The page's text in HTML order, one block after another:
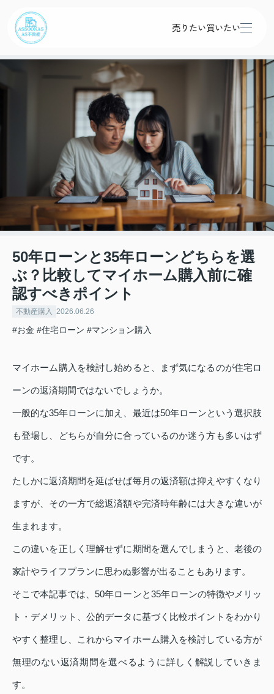
売りたい買いたい
50年ローンと35年ローンどちらを選
ぶ？比較してマイホーム購入前に確
認すべきポイント
不動産購入 2026.06.26
#お金 #住宅ローン #マンション購入
マイホーム購入を検討し始めると、まず気になるのが住宅ロ
ーンの返済期間ではないでしょうか。
一般的な35年ローンに加え、最近は50年ローンという選択肢
も登場し、どちらが自分に合っているのか迷う方も多いはず
です。
たしかに返済期間を延ばせば毎月の返済額は抑えやすくなり
ますが、その一方で総返済額や完済時年齢には大きな違いが
生まれます。
この違いを正しく理解せずに期間を選んでしまうと、老後の
家計やライフプランに思わぬ影響が出ることもあります。
そこで本記事では、50年ローンと35年ローンの特徴やメリッ
ト・デメリット、公的データに基づく比較ポイントをわかり
やすく整理し、これからマイホーム購入を検討している方が
無理のない返済期間を選べるように詳しく解説していきま
す。